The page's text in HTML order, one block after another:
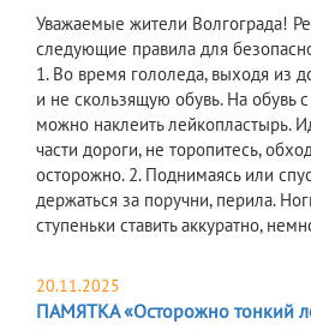
Уважаемые жители Волгограда!
следующие правила для
1. Во время гололеда, выходя из
и не скользящую обувь. На обувь
можно наклеить лейкопластырь.
части дороги, не торопитесь,
осторожно. 2. Поднимаясь или
держаться за поручни, перила.
ступеньки ставить аккуратно,
20.11.2025
ПАМЯТКА «Осторожно тонкий